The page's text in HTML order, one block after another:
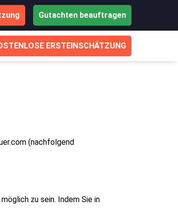
Gutachten beauftragen
ERSTEINSCHÄTZUNG
(nachfolgend
zu sein. Indem Sie in